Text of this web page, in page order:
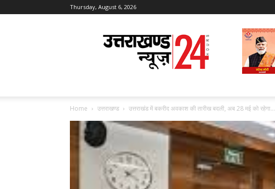
Thursday, August 6, 2026
Uttarakhand
News
24
Home उत्तराखण्ड उत्तराखंड में बकरीद अवकाश की तारीख बदली, अब 28 मई को रहेगा...